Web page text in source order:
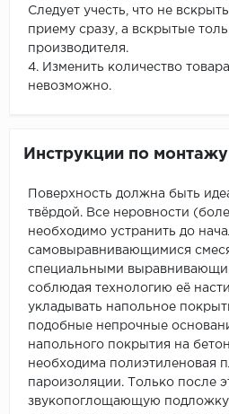
Следует учесть, что не
приему сразу, а вскрытые
производителя.
4. Изменить количество
невозможно.
Инструкции по монтажу
Поверхность должна быть
твёрдой. Все неровности
необходимо устранить до
самовыравнивающимися
специальными
соблюдая технологию её
укладывать напольное
подобные непрочные
напольного покрытия на
необходима полиэтиленовая
пароизоляции. Только после
звукопоглощающую подложку